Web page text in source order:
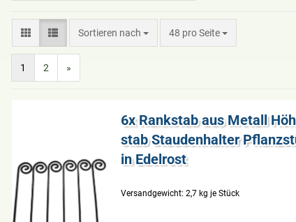
Sortieren nach 48 pro Seite
1 2 »
6x Rank­stab aus Me­tall
stab Stau­den­hal­ter
in Edel­rost
Versandgewicht:2,7 kg je Stück